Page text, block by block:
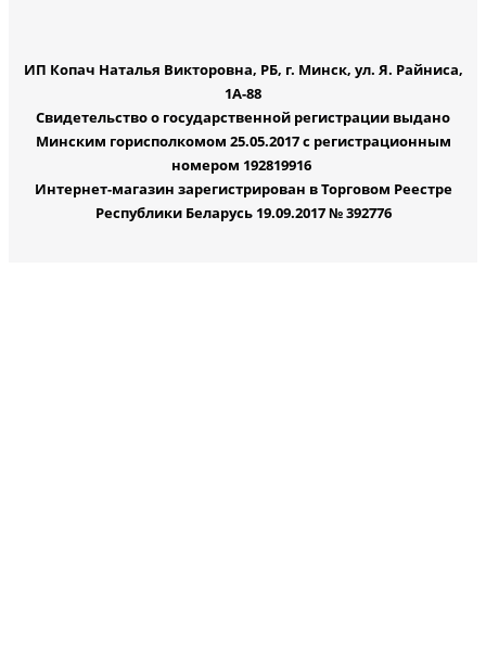
ИП Копач Наталья Викторовна, РБ, г. Минск, ул. Я. Райниса,
1А-88
Свидетельство о государственной регистрации выдано
Минским горисполкомом 25.05.2017 с регистрационным
номером 192819916
Интернет-магазин зарегистрирован в Торговом Реестре
Республики Беларусь 19.09.2017 № 392776